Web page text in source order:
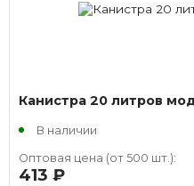
Канистра 20 литров
В наличии
Оптовая цена (от 500 шт.):
413